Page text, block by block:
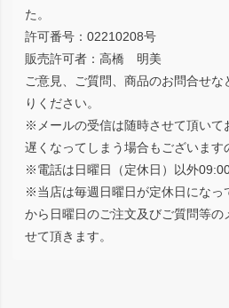
た。
許可番号：02210208号
販売許可者：高橋 明美
ご意見、ご質問、商品のお問合せ
りください。
※メールの受信は随時させて頂いて
遅くなってしまう場合もございます
※電話は日曜日（定休日）以外
※当店は毎週日曜日が定休日になっ
から日曜日のご注文及びご質問等の
せて頂きます。